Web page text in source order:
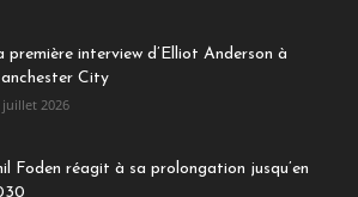
première interview d’Elliot Anderson à
City
juillet 2026
Foden réagit à sa prolongation jusqu’en